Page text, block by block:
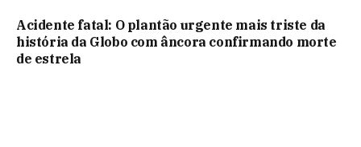
Acidente fatal: O plantão urgente mais triste da
história da Globo com âncora confirmando morte
de estrela